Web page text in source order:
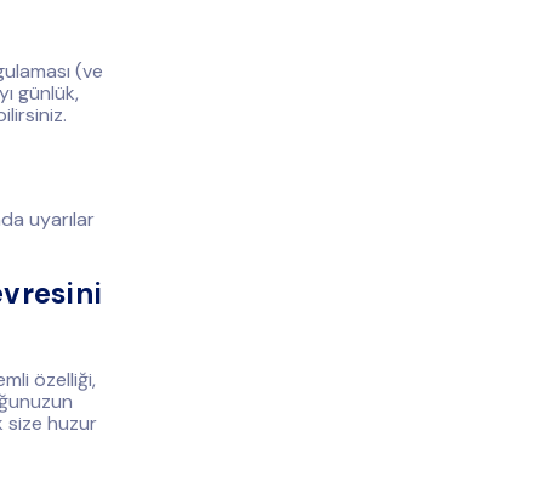
(ve
günlük,
uyarılar
özelliği,
size huzur